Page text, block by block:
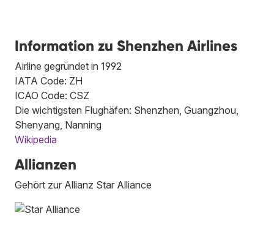
Information zu Shenzhen Airlines
Airline gegründet in 1992
IATA Code: ZH
ICAO Code: CSZ
Die wichtigsten Flughäfen: Shenzhen, Guangzhou,
Shenyang, Nanning
Wikipedia
Allianzen
Gehört zur Allianz Star Alliance